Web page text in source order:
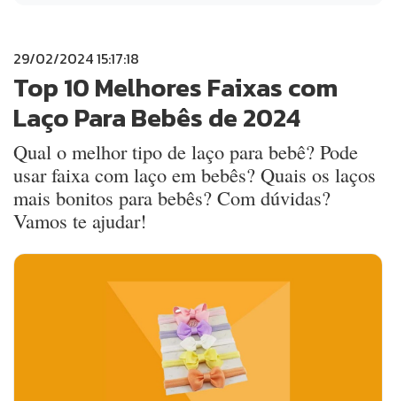
29/02/2024 15:17:18
Top 10 Melhores Faixas com
Laço Para Bebês de 2024
Qual o melhor tipo de laço para bebê? Pode
usar faixa com laço em bebês? Quais os laços
mais bonitos para bebês? Com dúvidas?
Vamos te ajudar!